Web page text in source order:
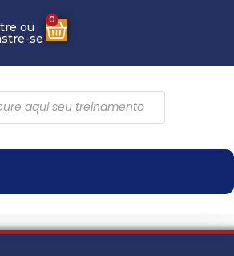
ou
se
0